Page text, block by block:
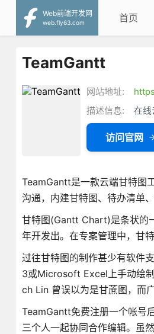
Web前端开发网
web.fly63.com
首页
TeamGantt
网站地址:
描述信息:
在线
访问官网
TeamGantt是一款云端甘特图
沟通，内建甘特图、待办清单
甘特图(Gantt Chart)是条状的
年开发出。在专案管理中，甘
过往甘特图的制作甚少有软件
3或Microsoft Excel上手动绘
ch Lin 曾误以为是甘蔗图，而广
TeamGantt免费注册一个帐号
三个人一起协同合作编辑。虽